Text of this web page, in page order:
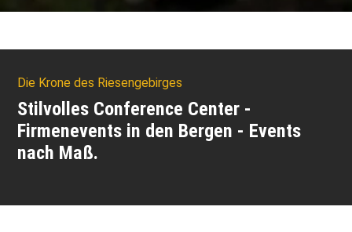
Die Krone des Riesengebirges
Stilvolles Conference Center -
Firmenevents in den Bergen - Events
nach Maß.